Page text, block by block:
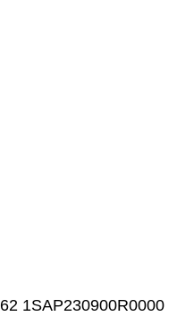
1SAP230900R0000